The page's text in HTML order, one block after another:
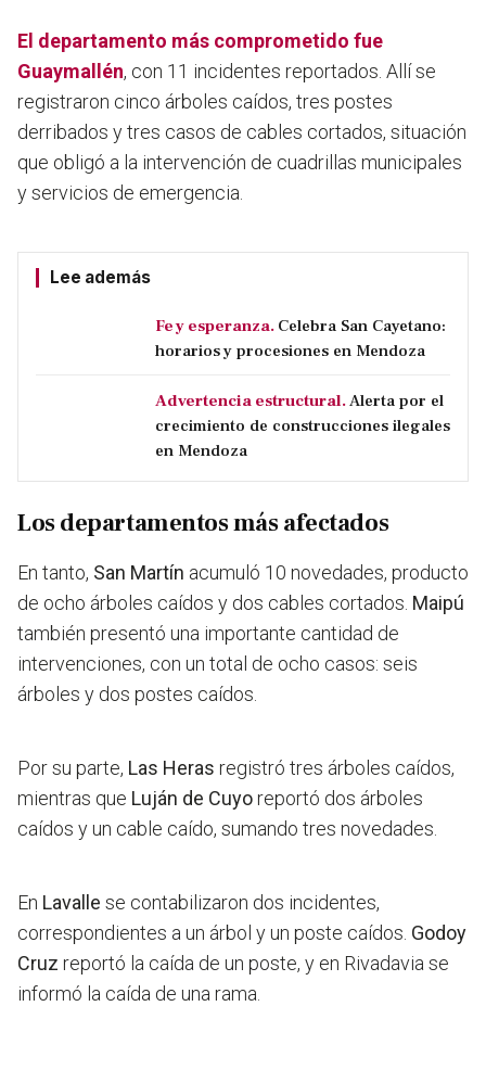
El departamento más comprometido fue
Guaymallén, con 11 incidentes reportados. Allí se
registraron cinco árboles caídos, tres postes
derribados y tres casos de cables cortados, situación
que obligó a la intervención de cuadrillas municipales
y servicios de emergencia.
Lee además
Fe y esperanza. Celebra San Cayetano:
horarios y procesiones en Mendoza
Advertencia estructural.Alerta por el
crecimiento de construcciones ilegales
en Mendoza
Los departamentos más afectados
En tanto, San Martín acumuló 10 novedades, producto
de ocho árboles caídos y dos cables cortados. Maipú
también presentó una importante cantidad de
intervenciones, con un total de ocho casos: seis
árboles y dos postes caídos.
Por su parte, Las Heras registró tres árboles caídos,
mientras que Luján de Cuyoreportó dos árboles
caídos y un cable caído, sumando tres novedades.
En Lavalle se contabilizaron dos incidentes,
correspondientes a un árbol y un poste caídos. Godoy
Cruz reportó la caída de un poste, y en Rivadavia se
informó la caída de una rama.